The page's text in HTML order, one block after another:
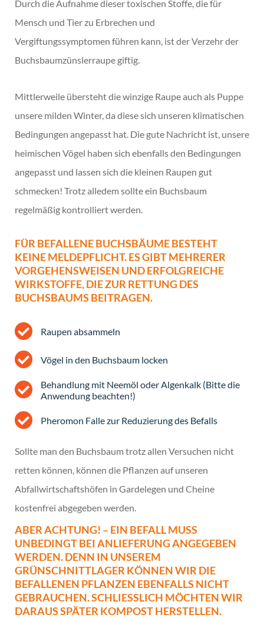
Durch die Aufnahme dieser toxischen Stoffe, die für
Mensch und Tier zu Erbrechen und
Vergiftungssymptomen führen kann, ist der Verzehr der
Buchsbaumzünslerraupe giftig.
Mittlerweile übersteht die winzige Raupe auch als Puppe
unsere milden Winter, da diese sich unseren klimatischen
Bedingungen angepasst hat. Die gute Nachricht ist, unsere
heimischen Vögel haben sich ebenfalls den Bedingungen
angepasst und lassen sich die kleinen Raupen gut
schmecken! Trotz alledem sollte ein Buchsbaum
regelmäßig kontrolliert werden.
FÜR BEFALLENE BUCHSBÄUME BESTEHT
KEINE MELDEPFLICHT. ES GIBT MEHRERER
VORGEHENSWEISEN UND ERFOLGREICHE
WIRKSTOFFE, DIE ZUR RETTUNG DES
BUCHSBAUMS BEITRAGEN.
Raupen absammeln
Vögel in den Buchsbaum locken
Behandlung mit Neemöl oder Algenkalk (Bitte die
Anwendung beachten!)
Pheromon Falle zur Reduzierung des Befalls
Sollte man den Buchsbaum trotz allen Versuchen nicht
retten können, können die Pflanzen auf unseren
Abfallwirtschaftshöfen in Gardelegen und Cheine
kostenfrei abgegeben werden.
ABER ACHTUNG! – EIN BEFALL MUSS
UNBEDINGT BEI ANLIEFERUNG ANGEGEBEN
WERDEN. DENN IN UNSEREM
GRÜNSCHNITTLAGER KÖNNEN WIR DIE
BEFALLENEN PFLANZEN EBENFALLS NICHT
GEBRAUCHEN. SCHLIESSLICH MÖCHTEN WIR D
ARAUS SPÄTER KOMPOST HERSTELLEN.